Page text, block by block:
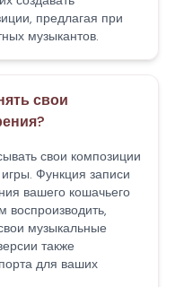
предлагая при
музыкантов.
свои
свои композиции
Функция записи
вашего кошачьего
воспроизводить,
музыкальные
также
для ваших